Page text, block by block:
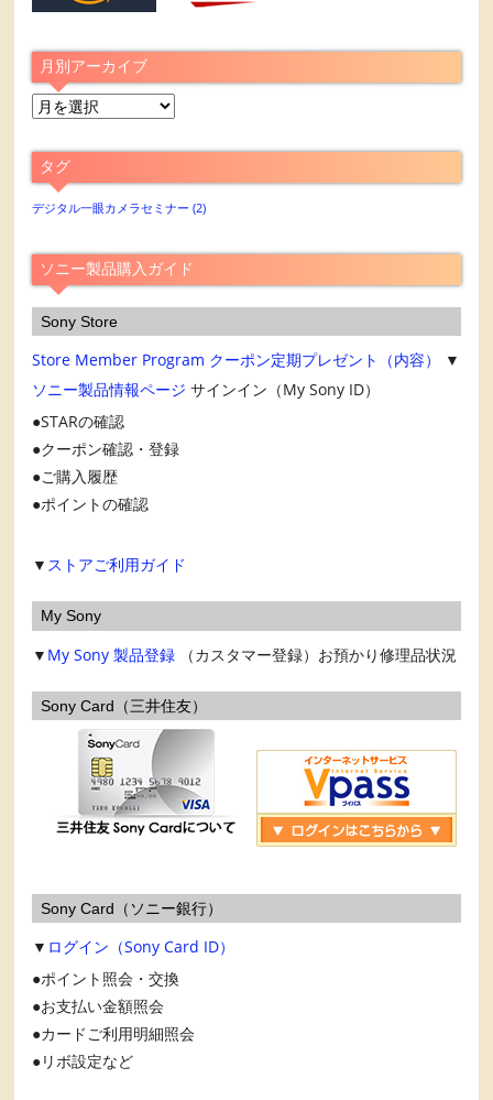
月別アーカイブ
月
ア
ー
カ
ブ
タグ
デジタル一眼カメラセミナー (2)
ソニー製品購入ガイド
Sony Store
Store Member Program クーポン定期プレゼント（内容）
▼
ソニー製品情報ページ サインイン（My Sony ID）
STARの確認
クーポン確認・登録
ご購入履歴
ポイントの確認
▼ ストアご利用ガイド
My Sony
▼ My Sony 製品登録 （カスタマー登録）お預かり修理品状況
Sony Card（三井住友）
Sony Card（ソニー銀行）
▼ ログイン（Sony Card ID）
ポイント照会・交換
お支払い金額照会
カードご利用明細照会
リボ設定など